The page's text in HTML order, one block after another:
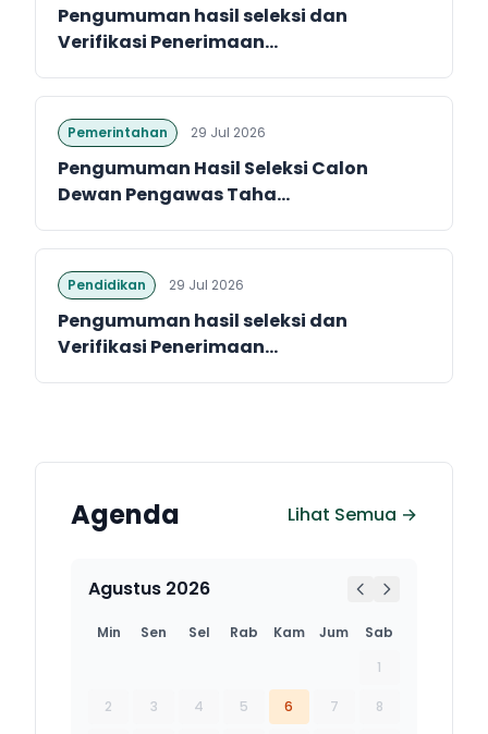
Pengumuman hasil seleksi dan
Verifikasi Penerimaan...
Pemerintahan 29 Jul 2026
Pengumuman Hasil Seleksi Calon
Dewan Pengawas Taha...
Pendidikan 29 Jul 2026
Pengumuman hasil seleksi dan
Verifikasi Penerimaan...
Agenda Lihat Semua →
Agustus 2026
Min Sen Sel Rab Kam Jum
Sab
1
2 3 4 5 6 7 8